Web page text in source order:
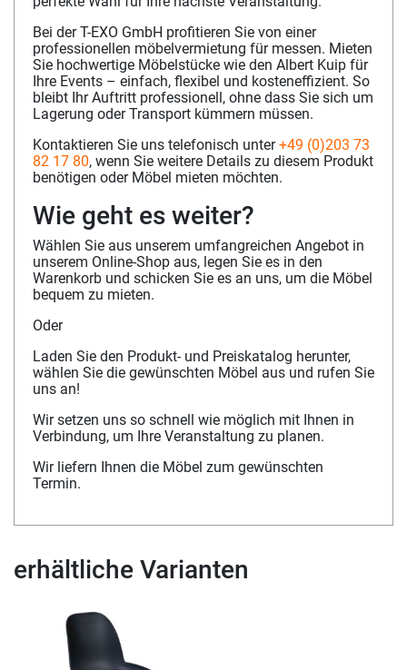
Bei der T-EXO GmbH profitieren Sie von einer
professionellen möbelvermietung für messen. Mieten
Sie hochwertige Möbelstücke wie den Albert Kuip für
Ihre Events – einfach, flexibel und kosteneffizient. So
bleibt Ihr Auftritt professionell, ohne dass Sie sich um
Lagerung oder Transport kümmern müssen.
Kontaktieren Sie uns telefonisch unter+49 (0)203 73
82 17 80, wenn Sie weitere Details zu diesem Produkt
benötigen oder Möbel mieten möchten.
Wie geht es weiter?
Wählen Sie aus unserem umfangreichen Angebot in
unserem Online-Shop aus, legen Sie es in den
Warenkorb und schicken Sie es an uns, um die Möbel
bequem zu mieten.
Oder
Laden Sie den Produkt- und Preiskatalog herunter,
wählen Sie die gewünschten Möbel aus und rufen Sie
uns an!
Wir setzen uns so schnell wie möglich mit Ihnen in
Verbindung, um Ihre Veranstaltung zu planen.
Wir liefern Ihnen die Möbel zum gewünschten
Termin.
erhältliche Varianten